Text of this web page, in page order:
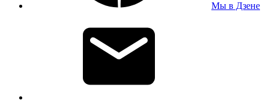
Мы в Дзене